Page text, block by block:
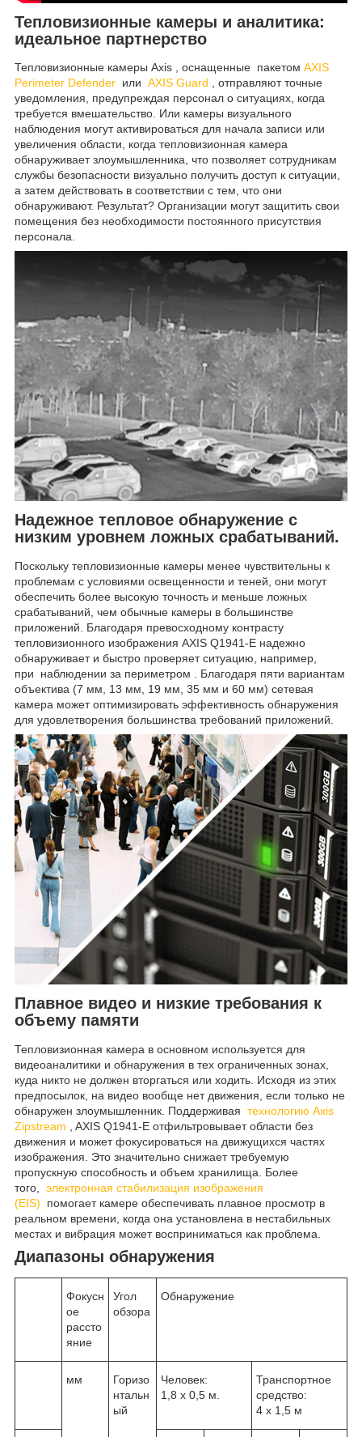
Тепловизионные камеры и аналитика:
идеальное партнерство
Тепловизионные камеры Axis , оснащенные пакетом AXIS
Perimeter Defender или AXIS Guard , отправляют точные
уведомления, предупреждая персонал о ситуациях, когда
требуется вмешательство. Или камеры визуального
наблюдения могут активироваться для начала записи или
увеличения области, когда тепловизионная камера
обнаруживает злоумышленника, что позволяет сотрудникам
службы безопасности визуально получить доступ к ситуации,
а затем действовать в соответствии с тем, что они
обнаруживают. Результат? Организации могут защитить свои
помещения без необходимости постоянного присутствия
персонала.
Надежное тепловое обнаружение с
низким уровнем ложных срабатываний.
Поскольку тепловизионные камеры менее чувствительны к
проблемам с условиями освещенности и теней, они могут
обеспечить более высокую точность и меньше ложных
срабатываний, чем обычные камеры в большинстве
приложений. Благодаря превосходному контрасту
тепловизионного изображения AXIS Q1941-E надежно
обнаруживает и быстро проверяет ситуацию, например,
при наблюдении за периметром . Благодаря пяти вариантам
объектива (7 мм, 13 мм, 19 мм, 35 ​​мм и 60 мм) сетевая
камера может оптимизировать эффективность обнаружения
для удовлетворения большинства требований приложений.
Плавное видео и низкие требования к
объему памяти
Тепловизионная камера в основном используется для
видеоаналитики и обнаружения в тех ограниченных зонах,
куда никто не должен вторгаться или ходить. Исходя из этих
предпосылок, на видео вообще нет движения, если только не
обнаружен злоумышленник. Поддерживая технологию Axis
Zipstream , AXIS Q1941-E отфильтровывает области без
движения и может фокусироваться на движущихся частях
изображения. Это значительно снижает требуемую
пропускную способность и объем хранилища. Более
того, электронная стабилизация изображения
(EIS) помогает камере обеспечивать плавное просмотр в
реальном времени, когда она установлена ​​в нестабильных
местах и ​​вибрация может восприниматься как проблема.
Диапазоны обнаружения
Фокусн
ое
рассто
яние
Угол
обзора
Обнаружение
мм
Горизо
нтальн
ый
Человек:
1,8 х 0,5 м.
Транспортное
средство:
4 х 1,5 м